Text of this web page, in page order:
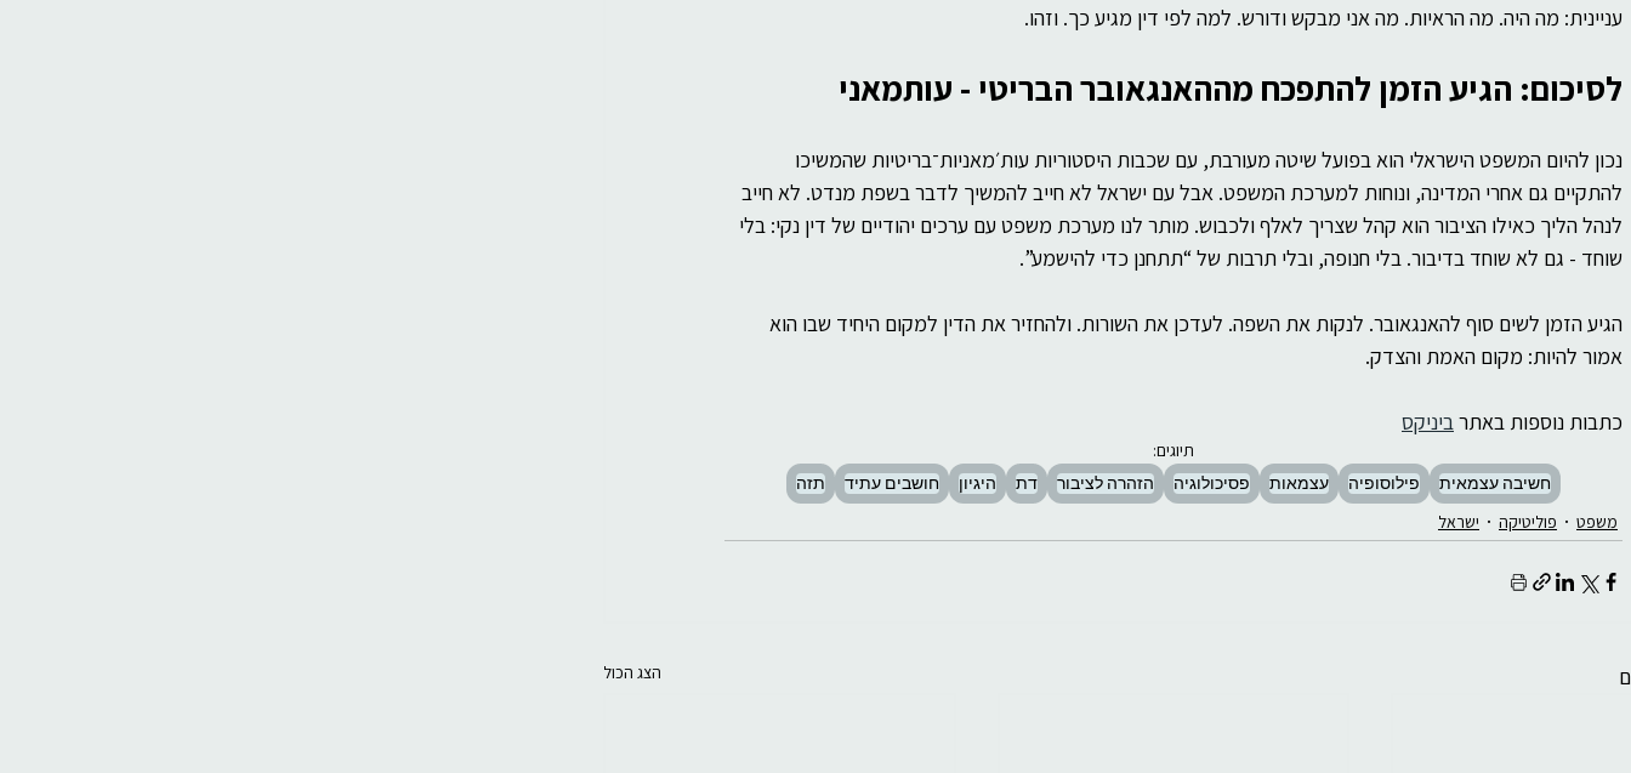
עניינית: מה היה. מה הראיות. מה אני מבקש ודורש. למה לפי דין מגיע כך. וזהו.
לסיכום: הגיע הזמן להתפכח מההאנגאובר הבריטי - עותמאני
נכון להיום המשפט הישראלי הוא בפועל שיטה מעורבת, עם שכבות היסטוריות עות׳מאניות־בריטיות שהמשיכו
להתקיים גם אחרי המדינה, ונוחות למערכת המשפט. אבל עם ישראל לא חייב להמשיך לדבר בשפת מנדט. לא חייב
לנהל הליך כאילו הציבור הוא קהל שצריך לאלף ולכבוש. מותר לנו מערכת משפט עם ערכים יהודיים של דין נקי: בלי
שוחד - גם לא שוחד בדיבור. בלי חנופה, ובלי תרבות של “תתחנן כדי להישמע”.
הגיע הזמן לשים סוף להאנגאובר. לנקות את השפה. לעדכן את השורות. ולהחזיר את הדין למקום היחיד שבו הוא
אמור להיות: מקום האמת והצדק.
כתבות נוספות באתר ביניקס
תיוגים:
חשיבה עצמאית
פילוסופיה עצמאות פסיכולוגיה הזהרה לציבור דת היגיון חושבים עתיד
תזה
משפט
פוליטיקה ישראל
הצג הכול